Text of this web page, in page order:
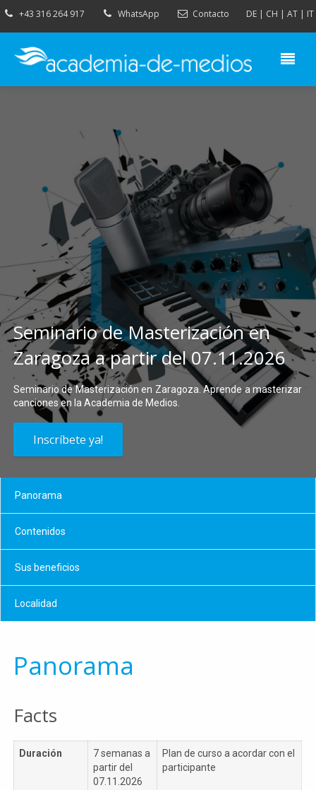
+43 316 264 917 WhatsApp Contacto DE| CH | AT| IT
Seminario de Masterización en
Zaragoza a partir del 07.11.2026
Seminario de Masterización en Zaragoza. Aprende a masterizar
canciones en la Academia de Medios.
Inscríbete ya!
Panorama
Contenidos
Sus beneficios
Localidad
Panorama
Facts
Duración
7 semanas a
partir del
07.11.2026
Plan de curso a acordar con el
participante